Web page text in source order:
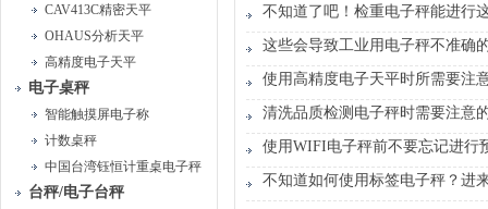
CAV413C精密天平
OHAUS分析天平
高精度电子天平
电子桌秤
智能触摸屏电子称
计数桌秤
中国台湾钰恒计重桌电子秤
台秤/电子台秤
不知道了吧！检重电子秤能进行
这些会导致工业用电子秤不准确
使用高精度电子天平时所需要注
清洗品质检测电子秤时需要注意
使用WIFI电子秤前不要忘记进行
不知道如何使用标签电子秤？进